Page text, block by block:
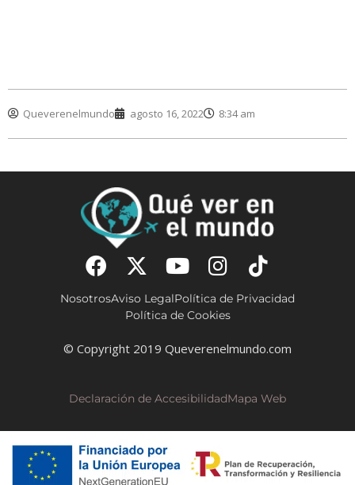
Queverenelmundo agosto 16, 2022 8:34 am
NosotrosAviso LegalPolítica de Privacidad
Política de Cookies
© Copyright 2019 Queverenelmundo.com
Declaración de AccesibilidadMapa Web